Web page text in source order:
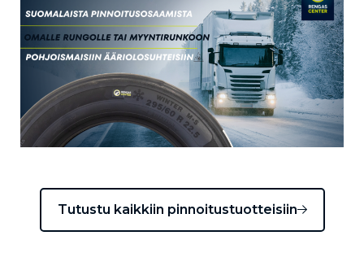
Tutustu kaikkiin pinnoitustuotteisiin